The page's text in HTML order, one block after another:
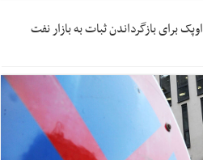
اوپک برای بازگرداندن ثبات به بازار نفت